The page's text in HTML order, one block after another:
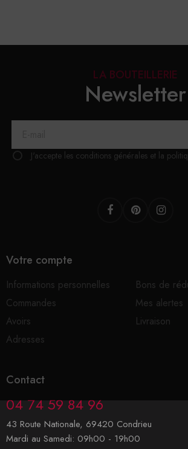
Votre compte
Informations personnelles
Bons de
Commandes
Mes alertes
Avoirs
Livraison
Adresses
LA BOUTEILLERIE
Newsletter
J'accepte les conditions générales et la
FacebookPinterest
Contact
04 74 59 84 96
43 Route Nationale, 69420 Condrieu
Mardi au Samedi: 09h00 - 19h00